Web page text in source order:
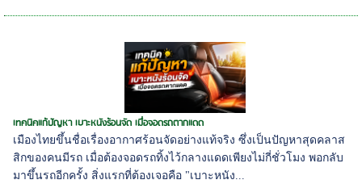
เทคนิคแก้ปัญหา เบาะหนังร้อนจัด เมื่อจอดรถตากแดด
เมืองไทยขึ้นชื่อเรื่องอากาศร้อนจัดอย่างแท้จริง ซึ่งเป็นปัญหาสุดคลาส
สิกของคนมีรถ เมื่อต้องจอดรถทิ้งไว้กลางแดดเพียงไม่กี่ชั่วโมง พอกลับ
มาขึ้นรถอีกครั้ง สิ่งแรกที่ต้องเจอคือ "เบาะหนัง...